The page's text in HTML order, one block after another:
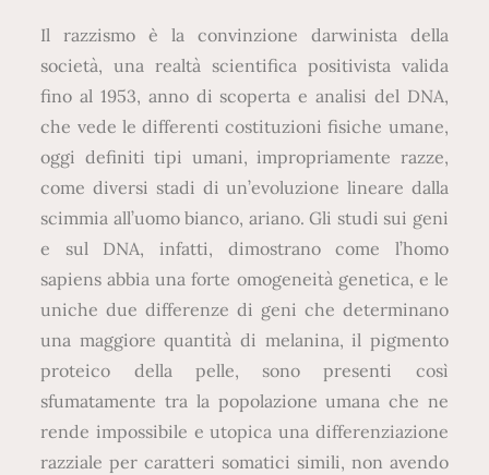
Il razzismo è la convinzione darwinista della
società, una realtà scientifica positivista valida
fino al 1953, anno di scoperta e analisi del DNA,
che vede le differenti costituzioni fisiche umane,
oggi definiti tipi umani, impropriamente razze,
come diversi stadi di un’evoluzione lineare dalla
scimmia all’uomo bianco, ariano. Gli studi sui geni
e sul DNA, infatti, dimostrano come l’homo
sapiens abbia una forte omogeneità genetica, e le
uniche due differenze di geni che determinano
una maggiore quantità di melanina, il pigmento
proteico della pelle, sono presenti così
sfumatamente tra la popolazione umana che ne
rende impossibile e utopica una differenziazione
razziale per caratteri somatici simili, non avendo